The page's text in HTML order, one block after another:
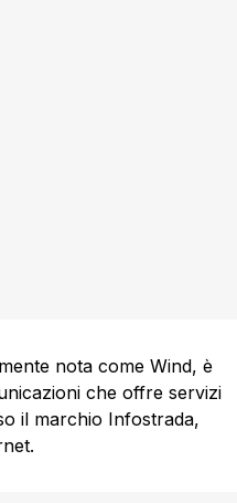
nota come Wind, è
che offre servizi
il marchio Infostrada,